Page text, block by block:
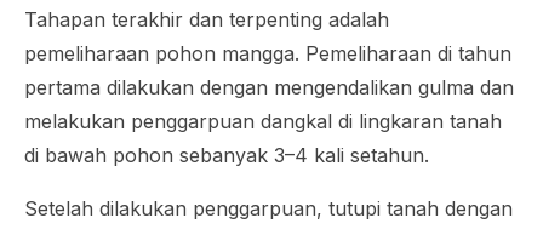
Tahapan terakhir dan terpenting adalah
pemeliharaan pohon mangga. Pemeliharaan di tahun
pertama dilakukan dengan mengendalikan gulma dan
melakukan penggarpuan dangkal di lingkaran tanah
di bawah pohon sebanyak 3–4 kali setahun.
Setelah dilakukan penggarpuan, tutupi tanah dengan